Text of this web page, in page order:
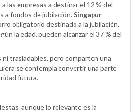
a las empresas a destinar el 12 % del
a fondos de jubilación.Singapur
obligatorio destinado a la jubilación,
la edad, pueden alcanzar el 37 % del
trasladables, pero comparten una
se contempla convertir una parte
futura.
aunque lo relevante es la